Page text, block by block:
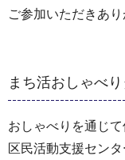
ご参加いただきあり
まち活おしゃべ
おしゃべりを通じて
区民活動支援セン